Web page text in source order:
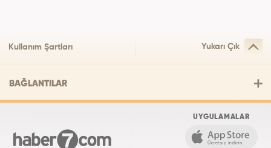
Kullanım Şartları Yukarı Çık
BAĞLANTILAR
UYGULAMALAR